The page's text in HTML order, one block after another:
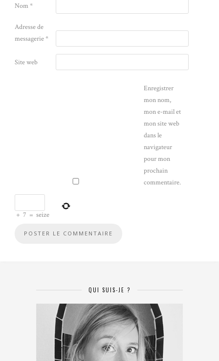
Nom*
Adresse de
messagerie*
Site web
Enregistrer
mon nom,
mon e-mail et
mon site web
dans le
navigateur
pour mon
prochain
commentaire.
+ 7 = seize
QUI SUIS-JE ?